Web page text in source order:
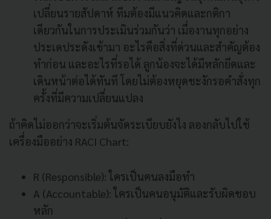
เปลี่ยนรายสัปดาห์ ทีมต้องมีแนวคิดและกติกา
เดียวกันในการประเมินร่วมกันว่า เมื่องานทุกอย่าง
ประเดประดังเข้ามา อะไรคือสิ่งที่ด่วนและสำคัญต้อง
ทำก่อน และอะไรที่รอได้ ลูกน้องจะได้มีหลักยึดและ
เดินหน้าต่อได้ทันที โดยไม่ต้องหยุดชะงักรอคำสั่งทุก
ครั้งที่มีความเปลี่ยนแปลง
ถ้าคิดไม่ออกว่าจะเริ่มต้นจัดระเบียบยังไง ลองกลับไปใช้
เครื่องมืออย่าง RACI Chart:
R (Responsible): ใครเป็นคนลงมือทำ
A (Accountable): ใครเป็นคนอนุมัติและรับผิดชอบ
หลัก